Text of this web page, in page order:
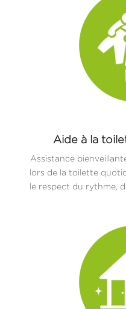
Aide à la
Assistance
lors de la toilette
le respect du rythme,